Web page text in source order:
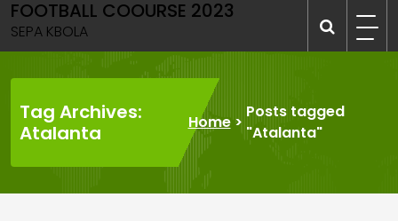
Skip
to
content
FOOTBALL COOURSE 2023
SEPA KBOLA
Tag Archives:
Atalanta
Home>
Posts tagged
"Atalanta"